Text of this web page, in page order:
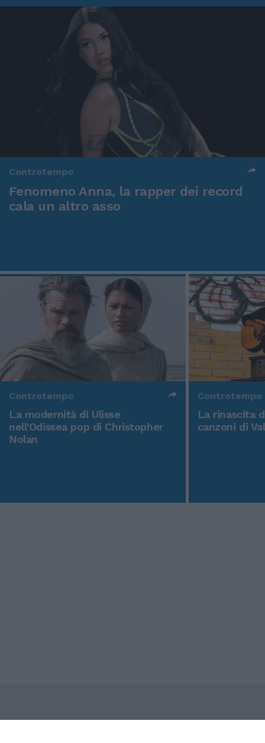
Controtempo
Fenomeno Anna, la rapper dei record
cala un altro asso
Controtempo
La modernità di Ulisse
nell'Odissea pop di Christopher
Nolan
Controtempo
La rinascita
canzoni di